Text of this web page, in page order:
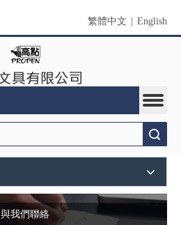
繁體中文 English
與我們聯絡